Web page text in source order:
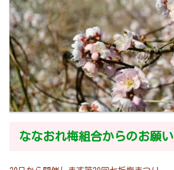
ななおれ梅組合からのお願い